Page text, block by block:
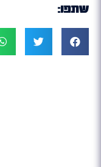
שתפו: